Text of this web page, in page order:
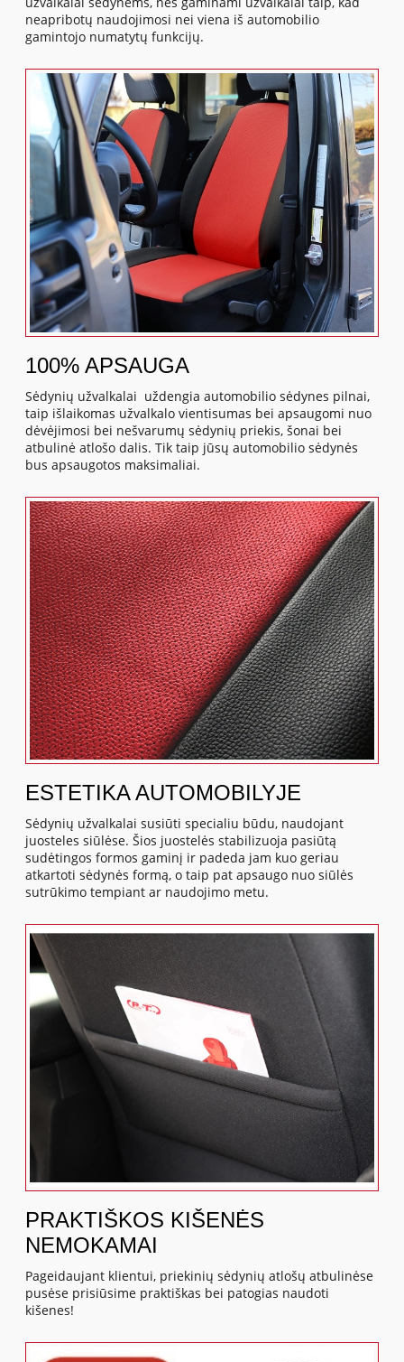
neapribotų naudojimosi nei viena iš automobilio
gamintojo numatytų funkcijų.
100% APSAUGA
Sėdynių užvalkalai uždengia automobilio sėdynes pilnai,
taip išlaikomas užvalkalo vientisumas bei apsaugomi nuo
dėvėjimosi bei nešvarumų sėdynių priekis, šonai bei
atbulinė atlošo dalis. Tik taip jūsų automobilio sėdynės
bus apsaugotos maksimaliai.
ESTETIKA AUTOMOBILYJE
Sėdynių užvalkalai susiūti specialiu būdu, naudojant
juosteles siūlėse. Šios juostelės stabilizuoja pasiūtą
sudėtingos formos gaminį ir padeda jam kuo geriau
atkartoti sėdynės formą, o taip pat apsaugo nuo siūlės
sutrūkimo tempiant ar naudojimo metu.
PRAKTIŠKOS KIŠENĖS
NEMOKAMAI
Pageidaujant klientui, priekinių sėdynių atlošų atbulinėse
pusėse prisiūsime praktiškas bei patogias naudoti
kišenes!